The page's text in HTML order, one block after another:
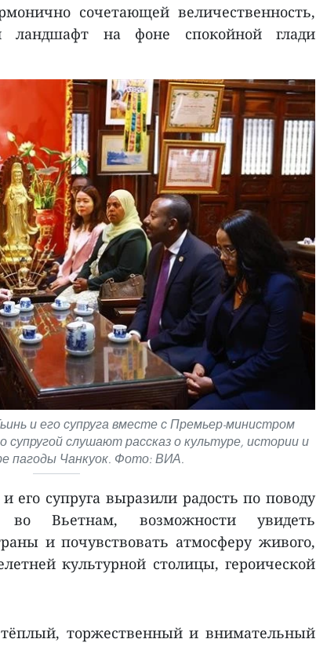
сочетающей величественность,
ландшафт на фоне спокойной глади
и его супруга вместе с Премьер-министром
слушают рассказ о культуре, истории и
пагоды Чанкуок. Фото: ВИА.
супруга выразили радость по поводу
во Вьетнам, возможности увидеть
и почувствовать атмосферу живого,
культурной столицы, героической
тёплый, торжественный и внимательный